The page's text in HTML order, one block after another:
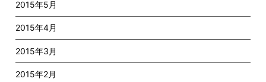
2015年5月
2015年4月
2015年3月
2015年2月